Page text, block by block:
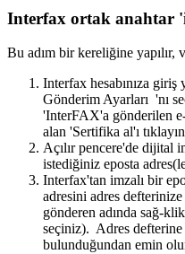
Interfax ortak anahtar
Bu adım bir kereliğine yapılır,
Interfax hesabınıza giriş
Gönderim Ayarları 'nı
'InterFAX'a gönderilen e-
alan 'Sertifika al'ı
Açılır pencere'de dijital
istediğiniz eposta
Interfax'tan imzalı bir
adresini adres
gönderen adında sağ-
seçiniz). Adres
bulunduğundan emin